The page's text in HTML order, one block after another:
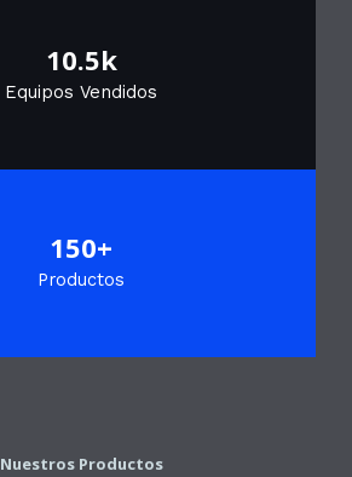
10.5k
Equipos Vendidos
150+
Productos
Nuestros Productos